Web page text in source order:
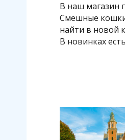
В наш магазин
Смешные
найти в новой
В новинках